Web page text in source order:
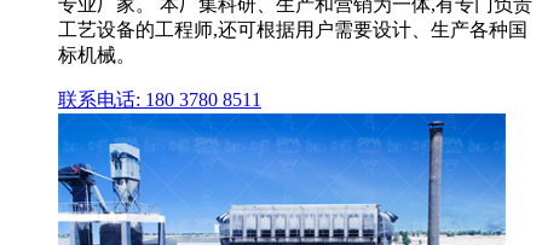
专业厂家。 本厂集科研、生产和营销为一体,有专门负责
工艺设备的工程师,还可根据用户需要设计、生产各种国
标机械。
联系电话: 180 3780 8511